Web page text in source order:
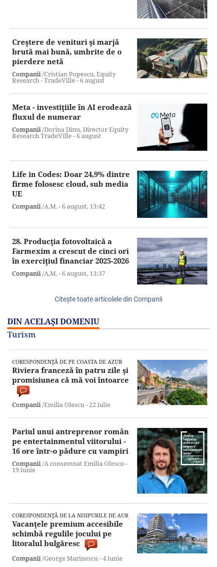
Creştere de venituri şi marjă
brută mai bună, umbrite de o
pierdere netă
Companii/Cristian Popescu, Equity
Research - TradeVille -6 august
Meta - investiţiile în AI erodează
fluxul de numerar
Companii/Dorina Dinu, Director Equity
Research TradeVille -6 august
Life in Codes: Doar 24,9% dintre
firme folosesc cloud, sub media
UE
Companii/A.M. -6 august, 13:42
28. Producţia fotovoltaică a
Farmexim a crescut de cinci ori
în exerciţiul financiar 2025-2026
Companii/A.M. -6 august, 13:37
Citeşte toate articolele din Companii
DIN ACELAŞI DOMENIU
Turism
CORESPONDENŢĂ DE PE COASTA DE AZUR
Riviera franceză în patru zile şi
promisiunea că mă voi întoarce
Companii/Emilia Olescu -22 iulie
Pariul unui antreprenor român
pe entertainmentul viitorului -
16 ore într-o pădure cu vampiri
Companii/A consemnat Emilia Olescu -
19 iunie
CORESPONDENŢĂ DE LA NISIPURILE DE AUR
Vacanţele premium accesibile
schimbă regulile jocului pe
litoralul bulgăresc
Companii/George Marinescu -4 iunie